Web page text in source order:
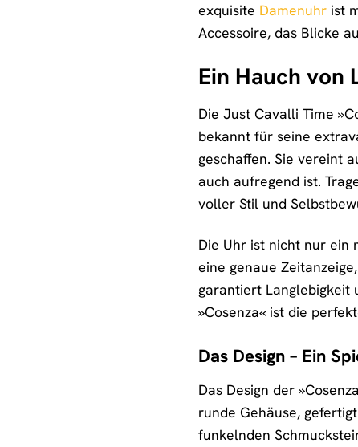
exquisite Damenuhr ist
Accessoire, das Blicke
Ein Hauch von
Die Just Cavalli Time
bekannt für seine
geschaffen. Sie vereint
auch aufregend ist.
voller Stil und
Die Uhr ist nicht nur ein
eine genaue
garantiert Langlebigkeit
»Cosenza« ist die
Das Design – Ein
Das Design der
runde Gehäuse,
funkelnden